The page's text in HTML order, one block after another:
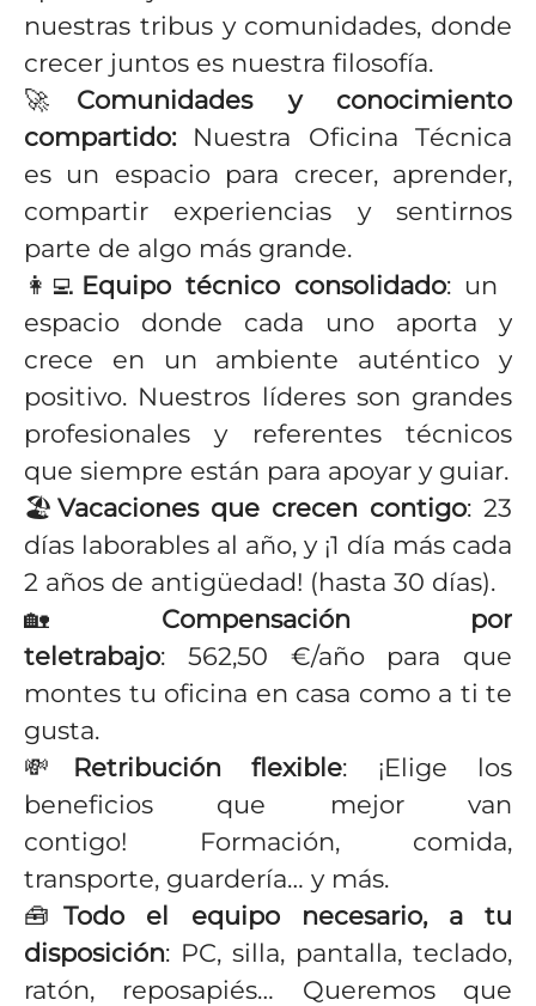
nuestras tribus y comunidades, donde
crecer juntos es nuestra filosofía.
🚀 Comunidades y conocimiento
compartido:Nuestra Oficina Técnica
es un espacio para crecer, aprender,
compartir experiencias y sentirnos
parte de algo más grande.
👩‍💻 Equipo técnico consolidado: un
espacio donde cada uno aporta y
crece en un ambiente auténtico y
positivo. Nuestros líderes son grandes
profesionales y referentes técnicos
que siempre están para apoyar y guiar.
🏖️ Vacaciones que crecen contigo: 23
días laborables al año, y ¡1 día más cada
2 años de antigüedad! (hasta 30 días).
🏡 Compensación por
teletrabajo: 562,50 €/año para que
montes tu oficina en casa como a ti te
gusta.
💸 Retribución flexible: ¡Elige los
beneficios que mejor van
contigo! Formación, comida,
transporte, guardería… y más.
🧰Todo el equipo necesario, a tu
disposición: PC, silla, pantalla, teclado,
ratón, reposapiés… Queremos que